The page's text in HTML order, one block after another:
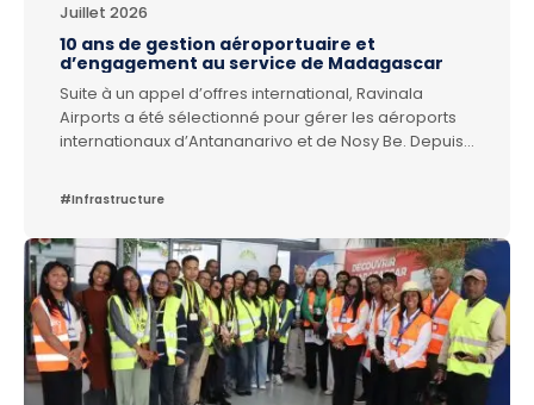
Juillet 2026
10 ans de gestion aéroportuaire et
d’engagement au service de Madagascar
Suite à un appel d’offres international, Ravinala
Airports a été sélectionné pour gérer les aéroports
internationaux d’Antananarivo et de Nosy Be. Depuis
maintenance et le développement de ces
aéroports. Ensemble, avec l’Etat, la communauté
aéroportuaire et toutes les parties prenantes, nous
avons travaillé pour l’amélioration de l’expérience
passager et pour apporter un impact territorial positif
aux communautés locales.Ces dix années ont été
riches en projets, en défis et en réussites. Aujourd’hui,
#Infrastructure